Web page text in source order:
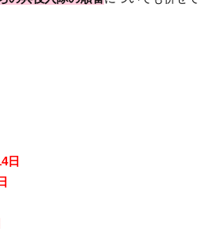
日